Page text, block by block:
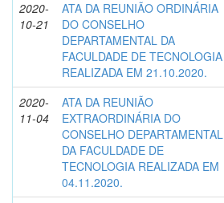
2020-
10-21
ATA DA REUNIÃO ORDINÁRIA
DO CONSELHO
DEPARTAMENTAL DA
FACULDADE DE TECNOLOGIA
REALIZADA EM 21.10.2020.
2020-
11-04
ATA DA REUNIÃO
EXTRAORDINÁRIA DO
CONSELHO DEPARTAMENTAL
DA FACULDADE DE
TECNOLOGIA REALIZADA EM
04.11.2020.